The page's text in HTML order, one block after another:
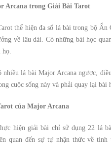
Arcana trong Giải Bài Tarot
thể hiện đa số lá bài trong bộ Ẩn
về lâu dài. Có những bài học
họ.
nhiều lá bài Major Arcana ngược,
cuộc sống này và phải quay lại
của Major Arcana
hiện giải bài chỉ sử dụng 22 lá
quan đến sự tự nhận thức về